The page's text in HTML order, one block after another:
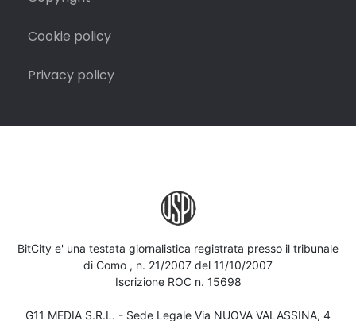
Cookie policy
Privacy policy
BitCity e' una testata giornalistica registrata presso il tribunale
di Como , n. 21/2007 del 11/10/2007
Iscrizione ROC n. 15698
G11 MEDIA S.R.L. - Sede Legale Via NUOVA VALASSINA, 4